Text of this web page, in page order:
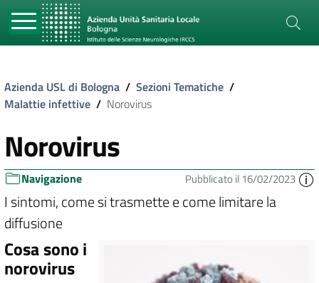
Azienda USL di Bologna / Sezioni Tematiche /
Malattie infettive / Norovirus
Norovirus
Navigazione Pubblicato il 16/02/2023
I sintomi, come si trasmette e come limitare la
diffusione
Cosa sono i
norovirus